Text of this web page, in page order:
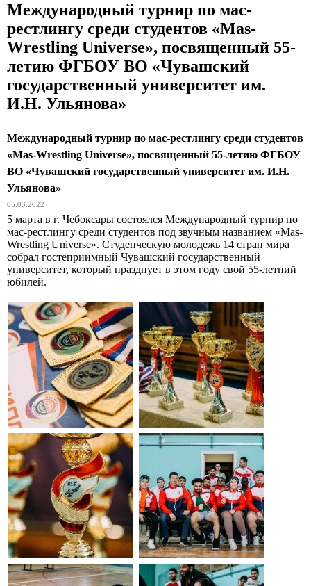
Международный турнир по мас-
рестлингу среди студентов «Mas-
Wrestling Universe», посвященный 55-
летию ФГБОУ ВО «Чувашский
государственный университет им.
И.Н. Ульянова»
Международный турнир по мас-рестлингу среди студентов
«Mas-Wrestling Universe», посвященный 55-летию ФГБОУ
ВО «Чувашский государственный университет им. И.Н.
Ульянова»
05.03.2022
5 марта в г. Чебоксары состоялся Международный турнир по
мас-рестлингу среди студентов под звучным названием «Mas-
Wrestling Universe». Студенческую молодежь 14 стран мира
собрал гостеприимный Чувашский государственный
университет, который празднует в этом году свой 55-летний
юбилей.